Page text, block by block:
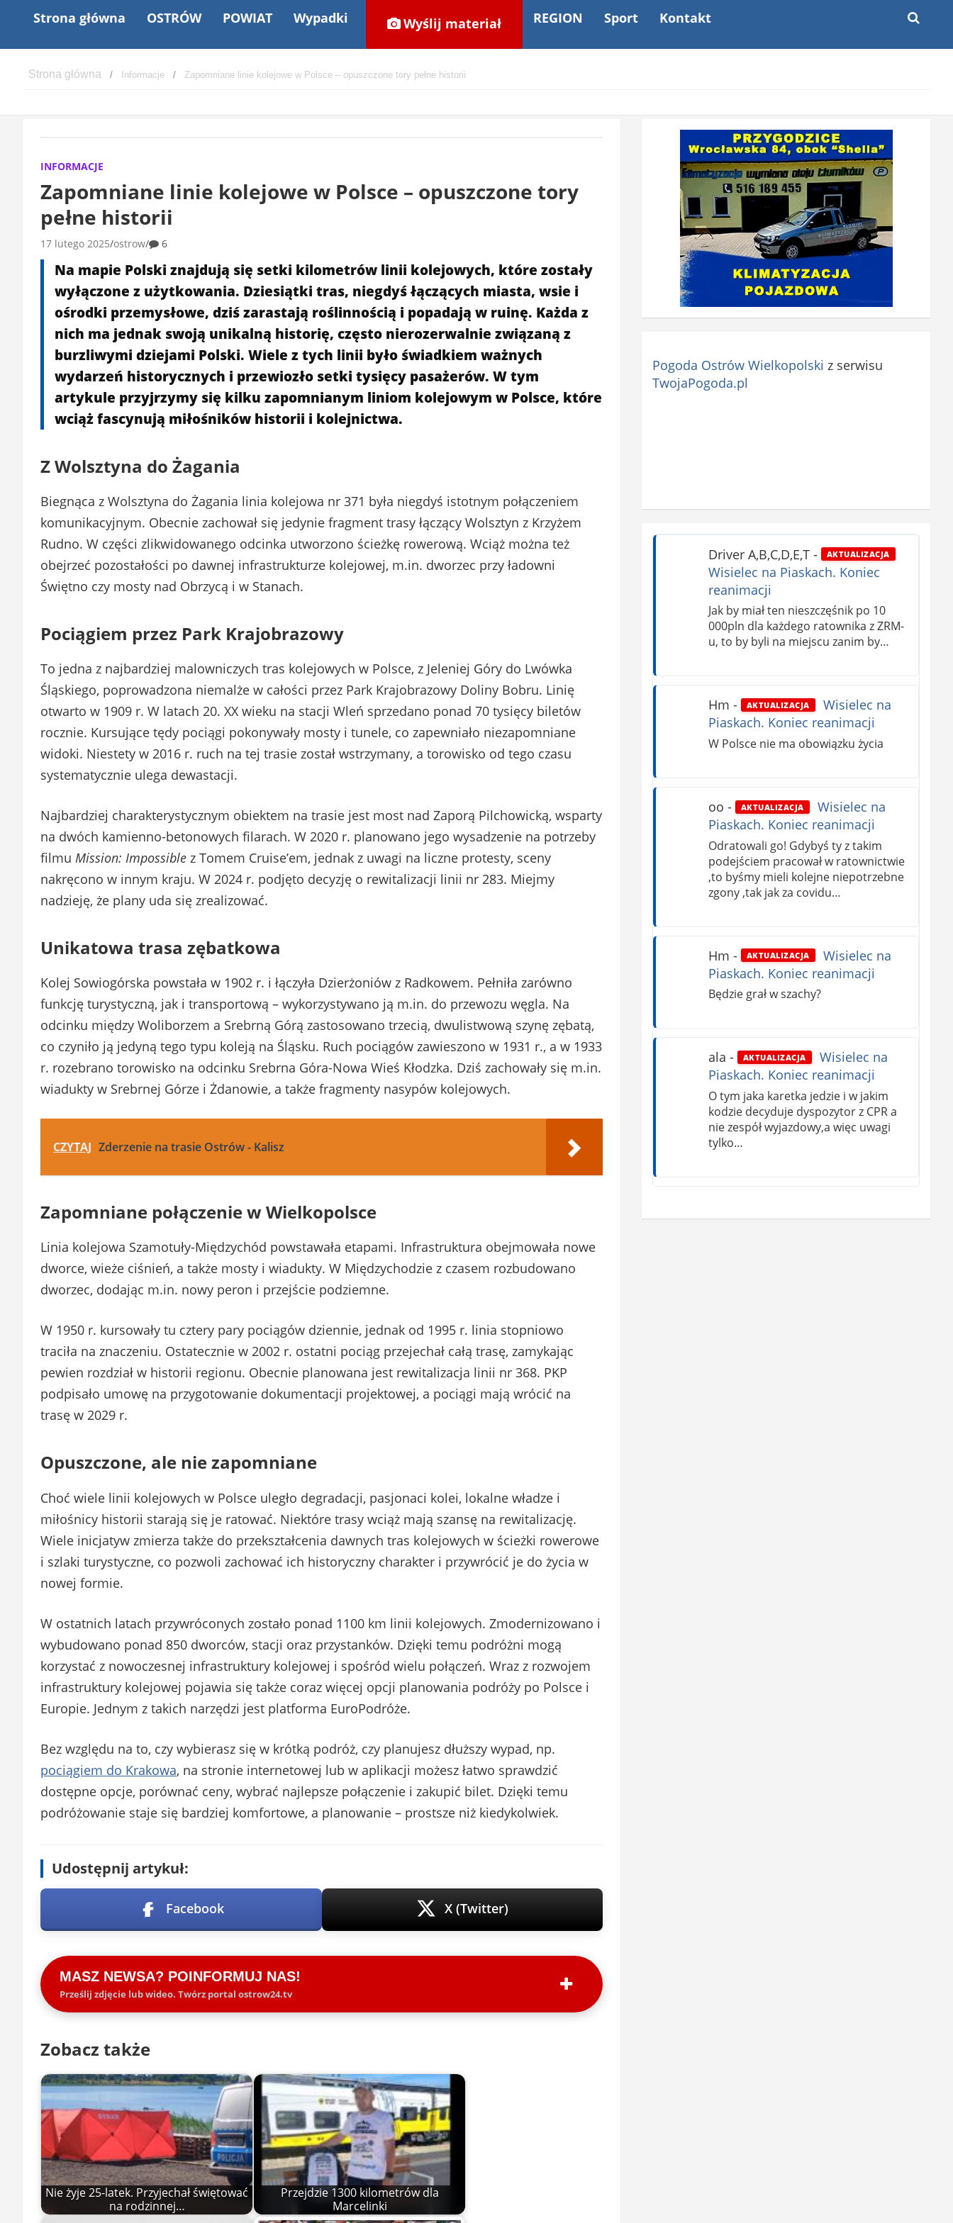
Strona główna OSTRÓW POWIAT Wypadki Wyślij materiał REGION Sport Kontakt
Informacje Zapomniane linie kolejowe w Polsce – opuszczone tory pełne historii
INFORMACJE
Zapomniane linie kolejowe w Polsce – opuszczone tory
pełne historii
17 lutego 2025 ostrow 6
Na mapie Polski znajdują się setki kilometrów linii kolejowych, które zostały
wyłączone z użytkowania. Dziesiątki tras, niegdyś łączących miasta, wsie i
ośrodki przemysłowe, dziś zarastają roślinnością i popadają w ruinę. Każda z
nich ma jednak swoją unikalną historię, często nierozerwalnie związaną z
burzliwymi dziejami Polski. Wiele z tych linii było świadkiem ważnych
wydarzeń historycznych i przewiozło setki tysięcy pasażerów. W tym
artykule przyjrzymy się kilku zapomnianym liniom kolejowym w Polsce, które
wciąż fascynują miłośników historii i kolejnictwa.
Z Wolsztyna do Żagania
Biegnąca z Wolsztyna do Żagania linia kolejowa nr 371 była niegdyś istotnym połączeniem
komunikacyjnym. Obecnie zachował się jedynie fragment trasy łączący Wolsztyn z Krzyżem
Rudno. W części zlikwidowanego odcinka utworzono ścieżkę rowerową. Wciąż można też
obejrzeć pozostałości po dawnej infrastrukturze kolejowej, m.in. dworzec przy ładowni
Świętno czy mosty nad Obrzycą i w Stanach.
Pociągiem przez Park Krajobrazowy
To jedna z najbardziej malowniczych tras kolejowych w Polsce, z Jeleniej Góry do Lwówka
Śląskiego, poprowadzona niemalże w całości przez Park Krajobrazowy Doliny Bobru. Linię
otwarto w 1909 r. W latach 20. XX wieku na stacji Wleń sprzedano ponad 70 tysięcy biletów
rocznie. Kursujące tędy pociągi pokonywały mosty i tunele, co zapewniało niezapomniane
widoki. Niestety w 2016 r. ruch na tej trasie został wstrzymany, a torowisko od tego czasu
systematycznie ulega dewastacji.
Najbardziej charakterystycznym obiektem na trasie jest most nad Zaporą Pilchowicką, wsparty
na dwóch kamienno-betonowych filarach. W 2020 r. planowano jego wysadzenie na potrzeby
filmu Mission: Impossible z Tomem Cruise’em, jednak z uwagi na liczne protesty, sceny
nakręcono w innym kraju. W 2024 r. podjęto decyzję o rewitalizacji linii nr 283. Miejmy
nadzieję, że plany uda się zrealizować.
Unikatowa trasa zębatkowa
Kolej Sowiogórska powstała w 1902 r. i łączyła Dzierżoniów z Radkowem. Pełniła zarówno
funkcję turystyczną, jak i transportową – wykorzystywano ją m.in. do przewozu węgla. Na
odcinku między Woliborzem a Srebrną Górą zastosowano trzecią, dwulistwową szynę zębatą,
co czyniło ją jedyną tego typu koleją na Śląsku. Ruch pociągów zawieszono w 1931 r., a w 1933
r. rozebrano torowisko na odcinku Srebrna Góra-Nowa Wieś Kłodzka. Dziś zachowały się m.in.
wiadukty w Srebrnej Górze i Żdanowie, a także fragmenty nasypów kolejowych.
CZYTAJ Zderzenie na trasie Ostrów - Kalisz
Zapomniane połączenie w Wielkopolsce
Linia kolejowa Szamotuły-Międzychód powstawała etapami. Infrastruktura obejmowała nowe
dworce, wieże ciśnień, a także mosty i wiadukty. W Międzychodzie z czasem rozbudowano
dworzec, dodając m.in. nowy peron i przejście podziemne.
W 1950 r. kursowały tu cztery pary pociągów dziennie, jednak od 1995 r. linia stopniowo
traciła na znaczeniu. Ostatecznie w 2002 r. ostatni pociąg przejechał całą trasę, zamykając
pewien rozdział w historii regionu. Obecnie planowana jest rewitalizacja linii nr 368. PKP
podpisało umowę na przygotowanie dokumentacji projektowej, a pociągi mają wrócić na
trasę w 2029 r.
Opuszczone, ale nie zapomniane
Choć wiele linii kolejowych w Polsce uległo degradacji, pasjonaci kolei, lokalne władze i
miłośnicy historii starają się je ratować. Niektóre trasy wciąż mają szansę na rewitalizację.
Wiele inicjatyw zmierza także do przekształcenia dawnych tras kolejowych w ścieżki rowerowe
i szlaki turystyczne, co pozwoli zachować ich historyczny charakter i przywrócić je do życia w
nowej formie.
W ostatnich latach przywróconych zostało ponad 1100 km linii kolejowych. Zmodernizowano i
wybudowano ponad 850 dworców, stacji oraz przystanków. Dzięki temu podróżni mogą
korzystać z nowoczesnej infrastruktury kolejowej i spośród wielu połączeń. Wraz z rozwojem
infrastruktury kolejowej pojawia się także coraz więcej opcji planowania podróży po Polsce i
Europie. Jednym z takich narzędzi jest platforma EuroPodróże.
Bez względu na to, czy wybierasz się w krótką podróż, czy planujesz dłuższy wypad, np.
pociągiem do Krakowa, na stronie internetowej lub w aplikacji możesz łatwo sprawdzić
dostępne opcje, porównać ceny, wybrać najlepsze połączenie i zakupić bilet. Dzięki temu
podróżowanie staje się bardziej komfortowe, a planowanie – prostsze niż kiedykolwiek.
Udostępnij artykuł:
Facebook X (Twitter)
MASZ NEWSA? POINFORMUJ NAS!
Prześlij zdjęcie lub wideo. Twórz portal ostrow24.tv
Zobacz także
Nie żyje 25-latek. Przyjechał świętować
na rodzinnej…
Przejdzie 1300 kilometrów dla
Marcelinki
Pogoda Ostrów Wielkopolski z serwisu
TwojaPogoda.pl
Driver A,B,C,D,E,T- AKTUALIZACJA
Wisielec na Piaskach. Koniec
reanimacji
Jak by miał ten nieszczęśnik po 10
000pln dla każdego ratownika z ZRM-
u, to by byli na miejscu zanim by…
Hm - AKTUALIZACJA
Wisielec na
Piaskach. Koniec reanimacji
W Polsce nie ma obowiązku życia
oo - AKTUALIZACJA
Wisielec na
Piaskach. Koniec reanimacji
Odratowali go! Gdybyś ty z takim
podejściem pracował w ratownictwie
,to byśmy mieli kolejne niepotrzebne
zgony ,tak jak za covidu…
Hm - AKTUALIZACJA
Wisielec na
Piaskach. Koniec reanimacji
Będzie grał w szachy?
ala - AKTUALIZACJA
Wisielec na
Piaskach. Koniec reanimacji
O tym jaka karetka jedzie i w jakim
kodzie decyduje dyspozytor z CPR a
nie zespół wyjazdowy,a więc uwagi
tylko…